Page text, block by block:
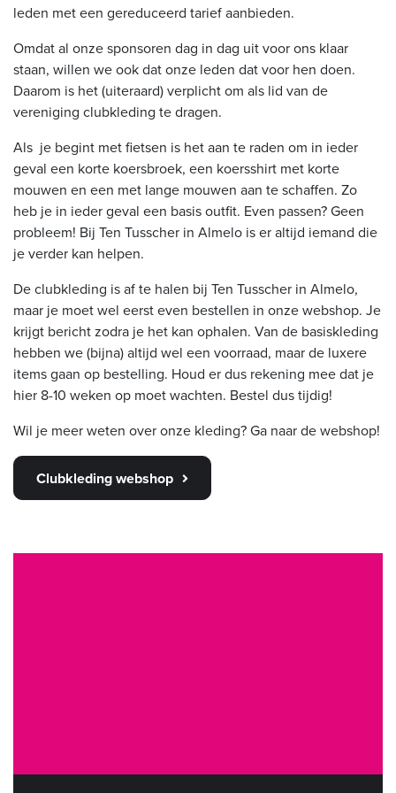
leden met een gereduceerd tarief aanbieden.
Omdat al onze sponsoren dag in dag uit voor ons klaar
staan, willen we ook dat onze leden dat voor hen doen.
Daarom is het (uiteraard) verplicht om als lid van de
vereniging clubkleding te dragen.
Als je begint met fietsen is het aan te raden om in ieder
geval een korte koersbroek, een koersshirt met korte
mouwen en een met lange mouwen aan te schaffen. Zo
heb je in ieder geval een basis outfit. Even passen? Geen
probleem! Bij Ten Tusscher in Almelo is er altijd iemand die
je verder kan helpen.
De clubkleding is af te halen bij Ten Tusscher in Almelo,
maar je moet wel eerst even bestellen in onze webshop. Je
krijgt bericht zodra je het kan ophalen. Van de basiskleding
hebben we (bijna) altijd wel een voorraad, maar de luxere
items gaan op bestelling. Houd er dus rekening mee dat je
hier 8-10 weken op moet wachten. Bestel dus tijdig!
Wil je meer weten over onze kleding? Ga naar de webshop!
Clubkleding webshop